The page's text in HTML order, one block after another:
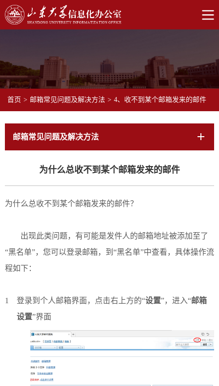
首页 > 邮箱常见问题及解决方法 > 4、收不到某个邮箱发来的邮件
邮箱常见问题及解决方法
为什么总收不到某个邮箱发来的邮件
为什么总收不到某个邮箱发来的邮件？
出现此类问题，有可能是发件人的邮箱地址被添加至了
“黑名单”，您可以登录邮箱，到 “黑名单”中查看，具体操作流
程如下：
1 登录到个人邮箱界面，点击右上方的“设置”，进入“邮箱
设置”界面